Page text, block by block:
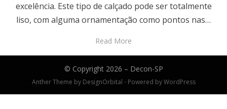
excelência. Este tipo de calçado pode ser totalmente
liso, com alguma ornamentação como pontos nas…
Read More
© Copyright 2026 – Decon-SP
Anther Theme by DesignOrbital ⋅ Powered byWordPress